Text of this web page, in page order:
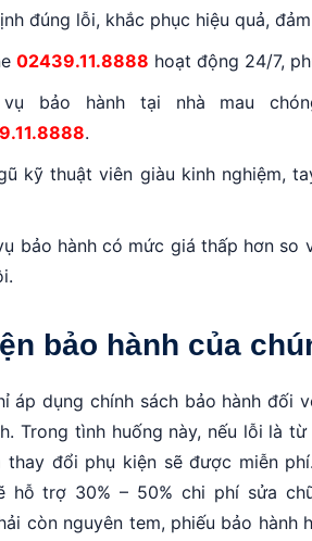
đúng lỗi, khắc phục hiệu quả,
02439.11.8888 hoạt động 24/7,
vụ bảo hành tại nhà mau
.
kỹ thuật viên giàu kinh nghiệm,
bảo hành có mức giá thấp hơn
bảo hành của
áp dụng chính sách bảo hành đối
Trong tình huống này, nếu lỗi là
thay đổi phụ kiện sẽ được miễn
hỗ trợ 30% – 50% chi phí sửa
còn nguyên tem, phiếu bảo hành